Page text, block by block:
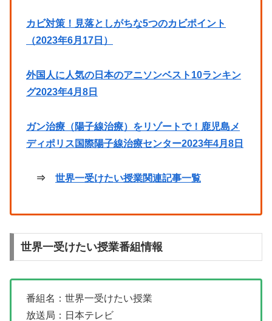
カビ対策！見落としがちな5つのカビポイント
（2023年6月17日）
外国人に人気の日本のアニソンベスト10ランキン
グ2023年4月8日
ガン治療（陽子線治療）をリゾートで！鹿児島メ
ディポリス国際陽子線治療センター2023年4月8日
⇒ 世界一受けたい授業関連記事一覧
世界一受けたい授業番組情報
番組名：世界一受けたい授業
放送局：日本テレビ